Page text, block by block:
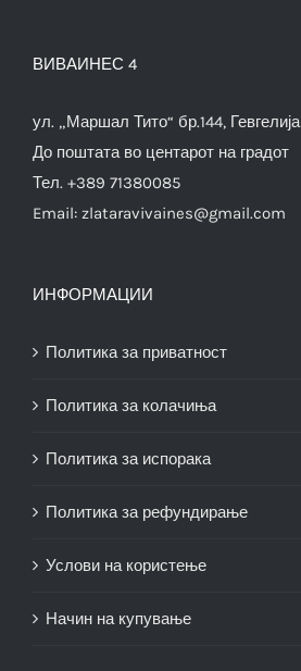
ВИВАИНЕС 4
ул. „Маршал Тито“ бр.144, Гевгелија
До поштата во центарот на градот
Тел. +389 71380085
Email: zlataravivaines@gmail.com
ИНФОРМАЦИИ
Политика за приватност
Политика за колачиња
Политика за испорака
Политика за рефундирање
Услови на користење
Начин на купување